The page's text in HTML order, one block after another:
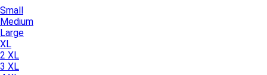
Small
Medium
Large
XL
2 XL
3 XL